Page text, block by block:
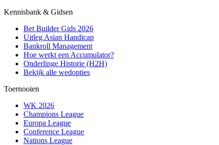
Kennisbank & Gidsen
Bet Builder Gids 2026
Uitleg Asian Handicap
Bankroll Management
Hoe werkt een Accumulator?
Onderlinge Historie (H2H)
Bekijk alle wedopties
Toernooien
WK 2026
Champions League
Europa League
Conference League
Nations League